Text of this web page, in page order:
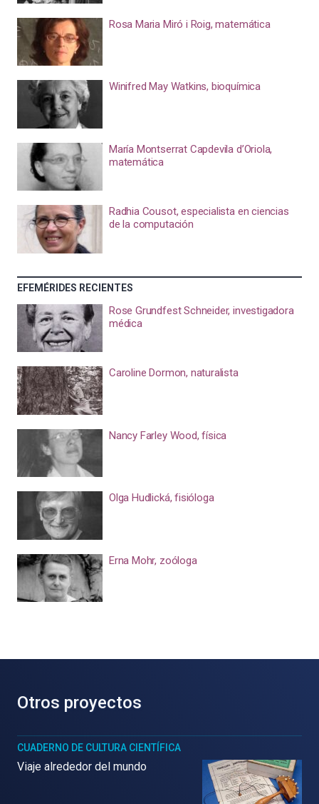
Rosa Maria Miró i Roig, matemática
Winifred May Watkins, bioquímica
María Montserrat Capdevila d’Oriola,
matemática
Radhia Cousot, especialista en ciencias
de la computación
EFEMÉRIDES RECIENTES
Rose Grundfest Schneider, investigadora
médica
Caroline Dormon, naturalista
Nancy Farley Wood, física
Olga Hudlická, fisióloga
Erna Mohr, zoóloga
Otros proyectos
CUADERNO DE CULTURA CIENTÍFICA
Viaje alrededor del mundo